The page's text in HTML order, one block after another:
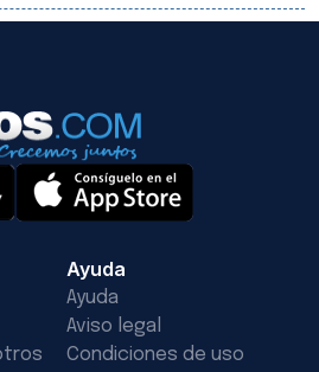
Ayuda
Ayuda
Aviso legal
Condiciones de uso